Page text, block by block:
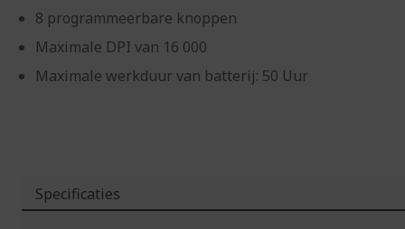
8 programmeerbare knoppen
Maximale DPI van 16 000
Maximale werkduur van batterij: 50 Uur
Specificaties